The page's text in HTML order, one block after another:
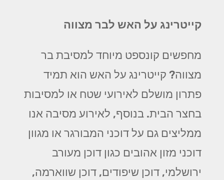
קייטרינג על האש לבר מצווה
מחפשים קונספט מיוחד למסיבת בר
מצווה? קייטרינג על האש הוא תמיד
פתרון מושלם לאירועי שטח או למסיבות
בחצר הבית. בנוסף, לאירוע מסיבה אנו
ממליצים גם על דוכני המבורגר או מגוון
דוכני מזון אהובים כגון דוכן מעורב
ירושלמי, דוכן שיפודים, דוכן שווארמה,